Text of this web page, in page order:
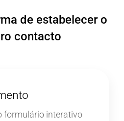
de estabelecer o
contacto
formulário interativo